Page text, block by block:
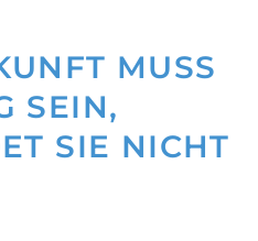
MUSS
SEIN,
SIE NICHT